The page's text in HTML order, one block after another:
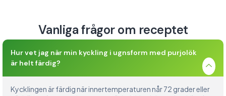
Vanliga frågor om receptet
Hur vet jag när min kyckling i ugnsform med purjolök
är helt färdig?
Kycklingen är färdig när innertemperaturen når 72 grader eller